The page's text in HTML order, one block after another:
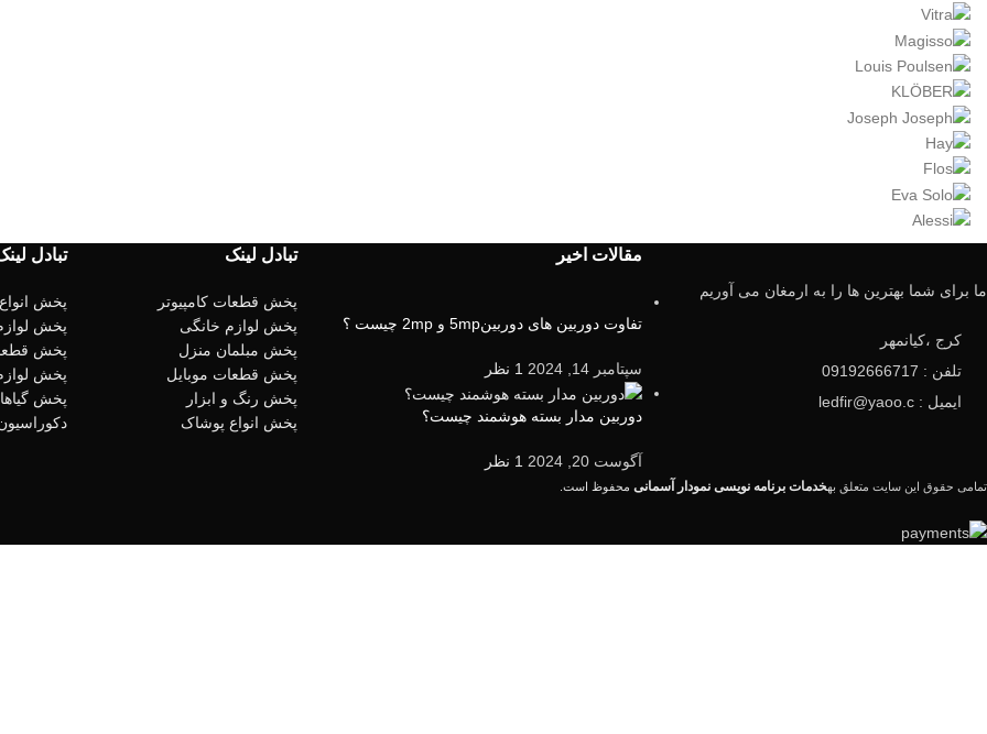
ما برای شما بهترین ها را به ارمغان می آوریم
کرج ،کیانمهر
تلفن : 09192666717
ایمیل : ledfir@yaoo.c
مقالات اخیر
تفاوت دوربین های دوربین5mp و 2mp چیست ؟
سپتامبر 14, 2024 1 نظر
دوربین مدار بسته هوشمند چیست؟
آگوست 20, 2024 1 نظر
تبادل لینک
پخش قطعات کامپیوتر
پخش لوازم خانگی
پخش مبلمان منزل
پخش قطعات موبایل
پخش رنگ و ابزار
پخش انواع پوشاک
تبادل
پخش
پخش
پخش
پخش
پخش
تمامی حقوق این سایت متعلق بهخدمات برنامه نویسی نمودار آسمانی محفوظ است.